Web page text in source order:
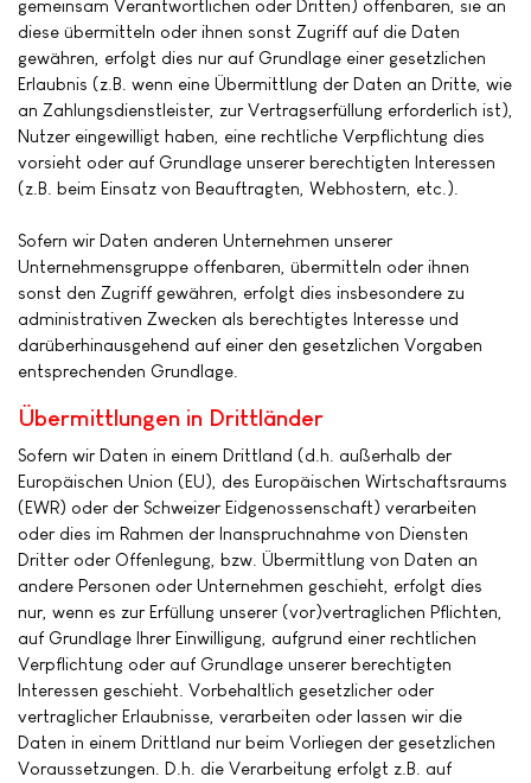
gemeinsam Verantwortlichen oder Dritten) offenbaren, sie an
diese übermitteln oder ihnen sonst Zugriff auf die Daten
gewähren, erfolgt dies nur auf Grundlage einer gesetzlichen
Erlaubnis (z.B. wenn eine Übermittlung der Daten an Dritte, wie
an Zahlungsdienstleister, zur Vertragserfüllung erforderlich ist),
Nutzer eingewilligt haben, eine rechtliche Verpflichtung dies
vorsieht oder auf Grundlage unserer berechtigten Interessen
(z.B. beim Einsatz von Beauftragten, Webhostern, etc.).
Sofern wir Daten anderen Unternehmen unserer
Unternehmensgruppe offenbaren, übermitteln oder ihnen
sonst den Zugriff gewähren, erfolgt dies insbesondere zu
administrativen Zwecken als berechtigtes Interesse und
darüberhinausgehend auf einer den gesetzlichen Vorgaben
entsprechenden Grundlage.
Übermittlungen in Drittländer
Sofern wir Daten in einem Drittland (d.h. außerhalb der
Europäischen Union (EU), des Europäischen Wirtschaftsraums
(EWR) oder der Schweizer Eidgenossenschaft) verarbeiten
oder dies im Rahmen der Inanspruchnahme von Diensten
Dritter oder Offenlegung, bzw. Übermittlung von Daten an
andere Personen oder Unternehmen geschieht, erfolgt dies
nur, wenn es zur Erfüllung unserer (vor)vertraglichen Pflichten,
auf Grundlage Ihrer Einwilligung, aufgrund einer rechtlichen
Verpflichtung oder auf Grundlage unserer berechtigten
Interessen geschieht. Vorbehaltlich gesetzlicher oder
vertraglicher Erlaubnisse, verarbeiten oder lassen wir die
Daten in einem Drittland nur beim Vorliegen der gesetzlichen
Voraussetzungen. D.h. die Verarbeitung erfolgt z.B. auf